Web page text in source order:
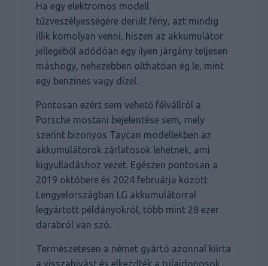
Ha egy elektromos modell
tűzveszélyességére derült fény, azt mindig
illik komolyan venni, hiszen az akkumulátor
jellegéből adódóan egy ilyen járgány teljesen
máshogy, nehezebben olthatóan ég le, mint
egy benzines vagy dízel.
Pontosan ezért sem vehető félvállról a
Porsche mostani bejelentése sem, mely
szerint bizonyos Taycan modellekben az
akkumulátorok zárlatosok lehetnek, ami
kigyulladáshoz vezet. Egészen pontosan a
2019 októbere és 2024 februárja között
Lengyelországban LG akkumulátorral
legyártott példányokról, több mint 28 ezer
darabról van szó.
Természetesen a német gyártó azonnal kiírta